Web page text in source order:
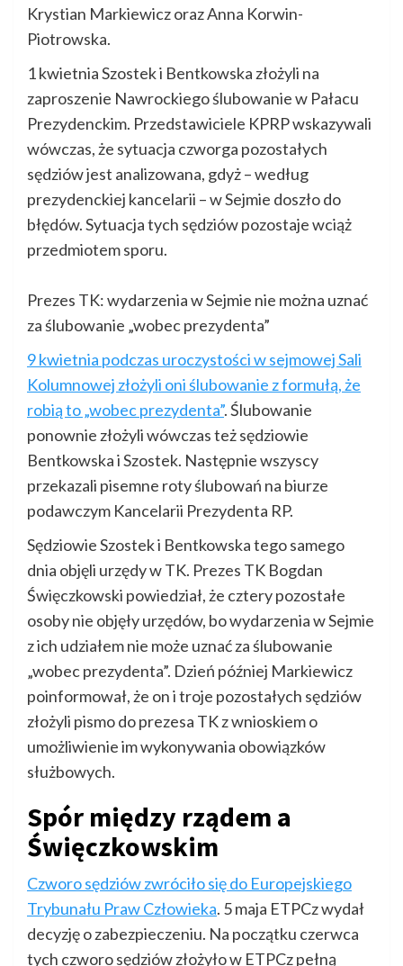
Krystian Markiewicz oraz Anna Korwin-
Piotrowska.
1 kwietnia Szostek i Bentkowska złożyli na
zaproszenie Nawrockiego ślubowanie w Pałacu
Prezydenckim. Przedstawiciele KPRP wskazywali
wówczas, że sytuacja czworga pozostałych
sędziów jest analizowana, gdyż – według
prezydenckiej kancelarii – w Sejmie doszło do
błędów. Sytuacja tych sędziów pozostaje wciąż
przedmiotem sporu.
Prezes TK: wydarzenia w Sejmie nie można uznać
za ślubowanie „wobec prezydenta”
9 kwietnia podczas uroczystości w sejmowej Sali
Kolumnowej złożyli oni ślubowanie z formułą, że
robią to „wobec prezydenta”. Ślubowanie
ponownie złożyli wówczas też sędziowie
Bentkowska i Szostek. Następnie wszyscy
przekazali pisemne roty ślubowań na biurze
podawczym Kancelarii Prezydenta RP.
Sędziowie Szostek i Bentkowska tego samego
dnia objęli urzędy w TK. Prezes TK Bogdan
Święczkowski powiedział, że cztery pozostałe
osoby nie objęły urzędów, bo wydarzenia w Sejmie
z ich udziałem nie może uznać za ślubowanie
„wobec prezydenta”. Dzień później Markiewicz
poinformował, że on i troje pozostałych sędziów
złożyli pismo do prezesa TK z wnioskiem o
umożliwienie im wykonywania obowiązków
służbowych.
Spór między rządem a
Święczkowskim
Czworo sędziów zwróciło się do Europejskiego
Trybunału Praw Człowieka. 5 maja ETPCz wydał
decyzję o zabezpieczeniu. Na początku czerwca
tych czworo sędziów złożyło w ETPCz pełną